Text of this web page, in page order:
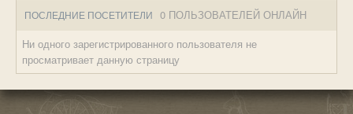
ПОСЛЕДНИЕ ПОСЕТИТЕЛИ 0 ПОЛЬЗОВАТЕЛЕЙ ОНЛАЙН
Ни одного зарегистрированного пользователя не
просматривает данную страницу